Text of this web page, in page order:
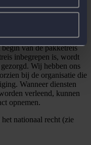
die in moeilijkheden
of, indien van
van de pakketreis
inbegrepen is, wordt
Wij hebben ons
bij de organisatie die
Wanneer diensten
verleend, kunnen
opnemen.
nationaal recht (zie